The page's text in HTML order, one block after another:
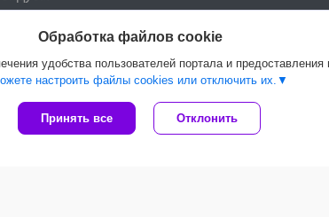
Обработка файлов cookie
удобства пользователей портала и предоставления
настроить файлы cookies или отключить их.
Принять все Отклонить